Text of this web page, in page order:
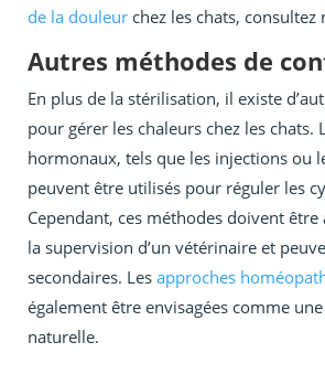
de la douleur chez les chats,
Autres méthodes de
En plus de la stérilisation, il existe
pour gérer les chaleurs chez les chats.
hormonaux, tels que les injections ou
peuvent être utilisés pour réguler les
Cependant, ces méthodes doivent
la supervision d’un vétérinaire et
secondaires. Les approches
également être envisagées comme
naturelle.